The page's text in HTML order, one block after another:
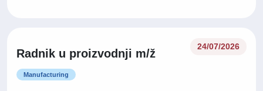
Radnik u proizvodnji m/ž
24/07/2026
Manufacturing